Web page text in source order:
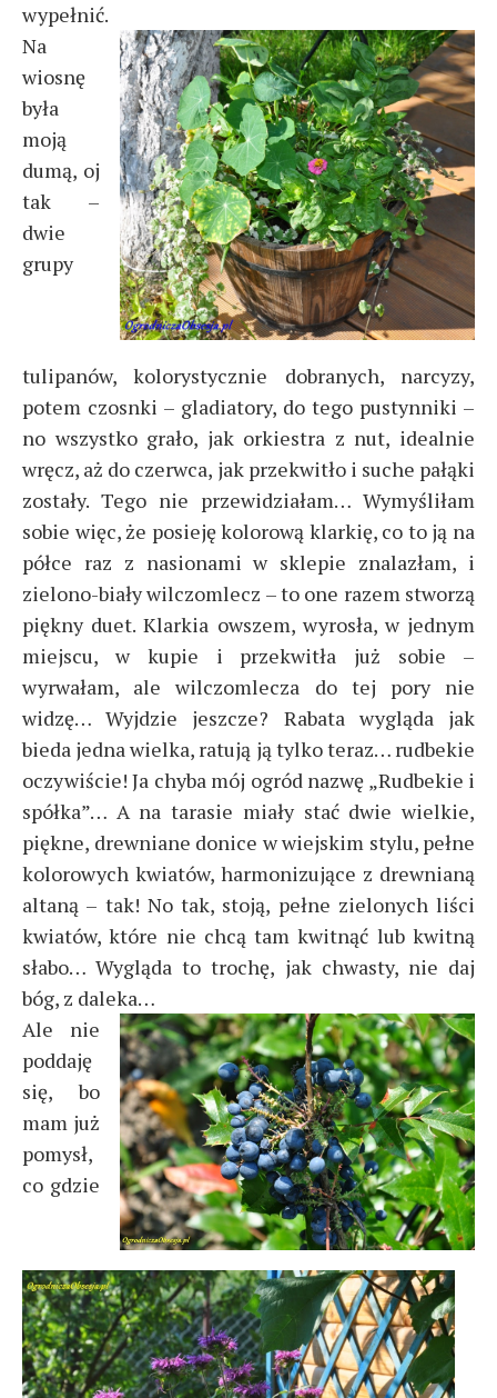
wypełnić.
Na
wiosnę
była
moją
dumą, oj
tak –
dwie
grupy
tulipanów, kolorystycznie dobranych, narcyzy,
potem czosnki – gladiatory, do tego pustynniki –
no wszystko grało, jak orkiestra z nut, idealnie
wręcz, aż do czerwca, jak przekwitło i suche pałąki
zostały. Tego nie przewidziałam… Wymyśliłam
sobie więc, że posieję kolorową klarkię, co to ją na
półce raz z nasionami w sklepie znalazłam, i
zielono-biały wilczomlecz – to one razem stworzą
piękny duet. Klarkia owszem, wyrosła, w jednym
miejscu, w kupie i przekwitła już sobie –
wyrwałam, ale wilczomlecza do tej pory nie
widzę… Wyjdzie jeszcze? Rabata wygląda jak
bieda jedna wielka, ratują ją tylko teraz… rudbekie
oczywiście! Ja chyba mój ogród nazwę „Rudbekie i
spółka”… A na tarasie miały stać dwie wielkie,
piękne, drewniane donice w wiejskim stylu, pełne
kolorowych kwiatów, harmonizujące z drewnianą
altaną – tak! No tak, stoją, pełne zielonych liści
kwiatów, które nie chcą tam kwitnąć lub kwitną
słabo… Wygląda to trochę, jak chwasty, nie daj
bóg, z daleka…
Ale nie
poddaję
się, bo
mam już
pomysł,
co gdzie